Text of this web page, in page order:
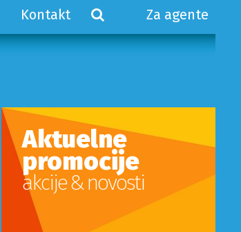
Kontakt Za agente
Aktuelne
promocije
akcije & novosti